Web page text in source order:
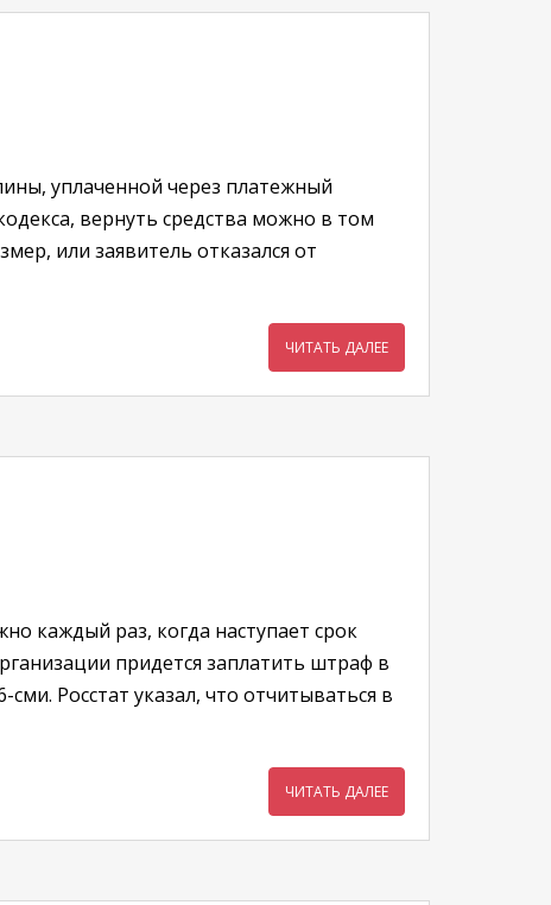
уплаченной через платежный
вернуть средства можно в том
или заявитель отказался от
ЧИТАТЬ ДАЛЕЕ
каждый раз, когда наступает срок
придется заплатить штраф в
Росстат указал, что отчитываться в
ЧИТАТЬ ДАЛЕЕ